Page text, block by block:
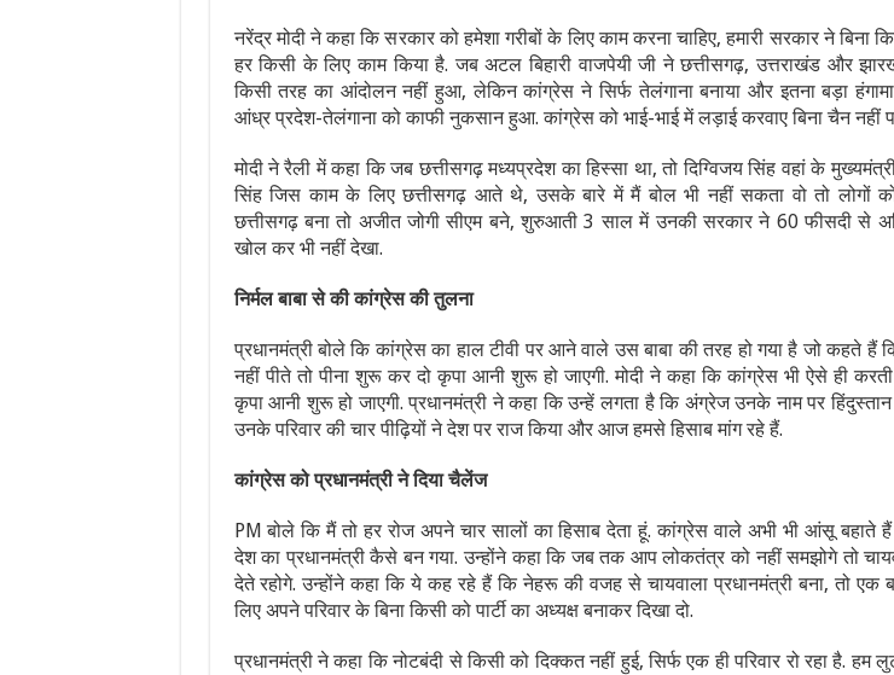
नरेंद्र मोदी ने कहा कि सरकार को हमेशा गरीबों के लिए काम करना चाहिए, हमारी सरकार ने बिना
हर किसी के लिए काम किया है. जब अटल बिहारी वाजपेयी जी ने छत्तीसगढ़, उत्तराखंड और
किसी तरह का आंदोलन नहीं हुआ, लेकिन कांग्रेस ने सिर्फ तेलंगाना बनाया और इतना बड़ा
आंध्र प्रदेश-तेलंगाना को काफी नुकसान हुआ. कांग्रेस को भाई-भाई में लड़ाई करवाए बिना चैन नहीं
मोदी ने रैली में कहा कि जब छत्तीसगढ़ मध्यप्रदेश का हिस्सा था, तो दिग्विजय सिंह वहां के
सिंह जिस काम के लिए छत्तीसगढ़ आते थे, उसके बारे में मैं बोल भी नहीं सकता वो तो लोगों
छत्तीसगढ़ बना तो अजीत जोगी सीएम बने, शुरुआती 3 साल में उनकी सरकार ने 60 फीसदी से
खोल कर भी नहीं देखा.
निर्मल बाबा से की कांग्रेस की तुलना
प्रधानमंत्री बोले कि कांग्रेस का हाल टीवी पर आने वाले उस बाबा की तरह हो गया है जो कहते हैं
नहीं पीते तो पीना शुरू कर दो कृपा आनी शुरू हो जाएगी. मोदी ने कहा कि कांग्रेस भी ऐसे ही करती
कृपा आनी शुरू हो जाएगी. प्रधानमंत्री ने कहा कि उन्हें लगता है कि अंग्रेज उनके नाम पर
उनके परिवार की चार पीढ़ियों ने देश पर राज किया और आज हमसे हिसाब मांग रहे हैं.
कांग्रेस को प्रधानमंत्री ने दिया चैलेंज
PM बोले कि मैं तो हर रोज अपने चार सालों का हिसाब देता हूं. कांग्रेस वाले अभी भी आंसू बहाते हैं
देश का प्रधानमंत्री कैसे बन गया. उन्होंने कहा कि जब तक आप लोकतंत्र को नहीं समझोगे तो
देते रहोगे. उन्होंने कहा कि ये कह रहे हैं कि नेहरू की वजह से चायवाला प्रधानमंत्री बना, तो एक
लिए अपने परिवार के बिना किसी को पार्टी का अध्यक्ष बनाकर दिखा दो.
प्रधानमंत्री ने कहा कि नोटबंदी से किसी को दिक्कत नहीं हुई, सिर्फ एक ही परिवार रो रहा है. हम